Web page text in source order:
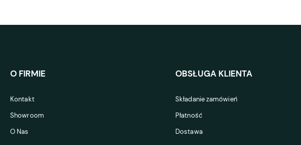
O FIRMIE
Kontakt
Showroom
O Nas
OBSŁUGA KLIENTA
Składanie zamówień
Płatność
Dostawa